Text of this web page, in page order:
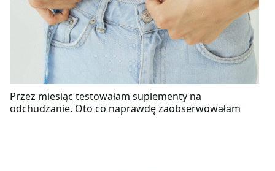
Przez miesiąc testowałam suplementy na
odchudzanie. Oto co naprawdę zaobserwowałam